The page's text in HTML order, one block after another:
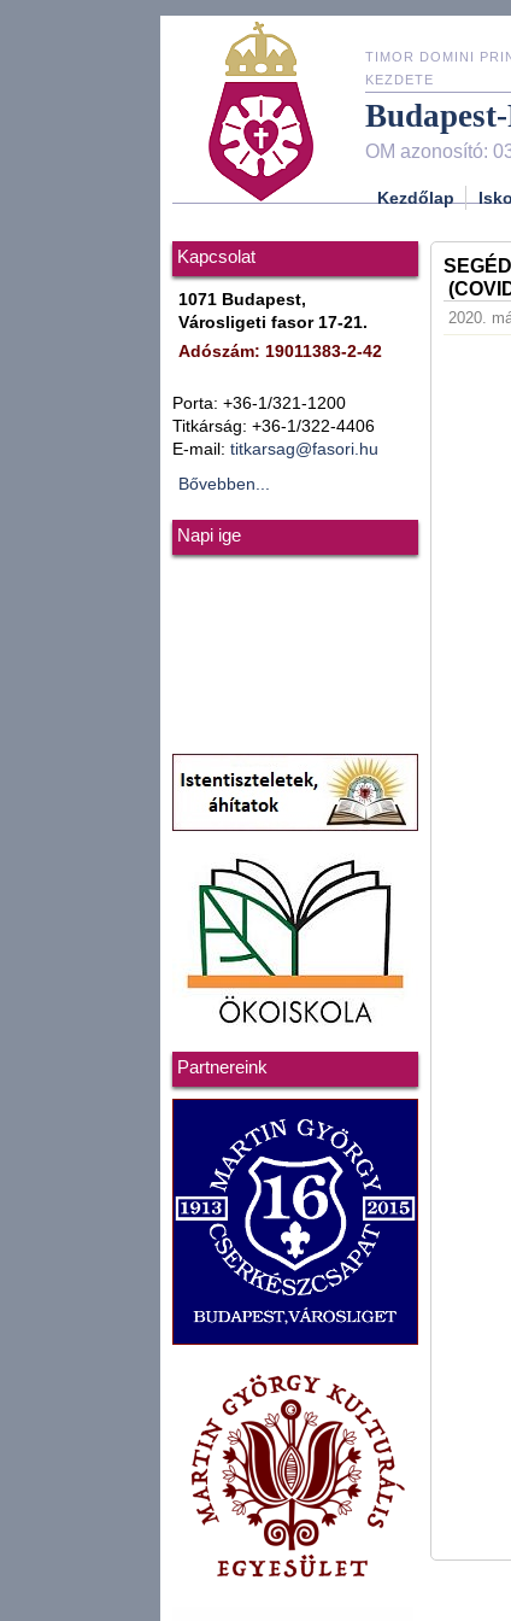
TIMOR DOMINI
KEZDETE
OM azonosító:
Kezdőlap
Kapcsolat
1071 Budapest,
Városligeti fasor 17-21.
Adószám: 19011383-2-42
Porta: +36-1/321-1200
Titkárság: +36-1/322-4406
E-mail: titkarsag@fasori.hu
Bővebben...
Napi ige
Partnereink
2020.